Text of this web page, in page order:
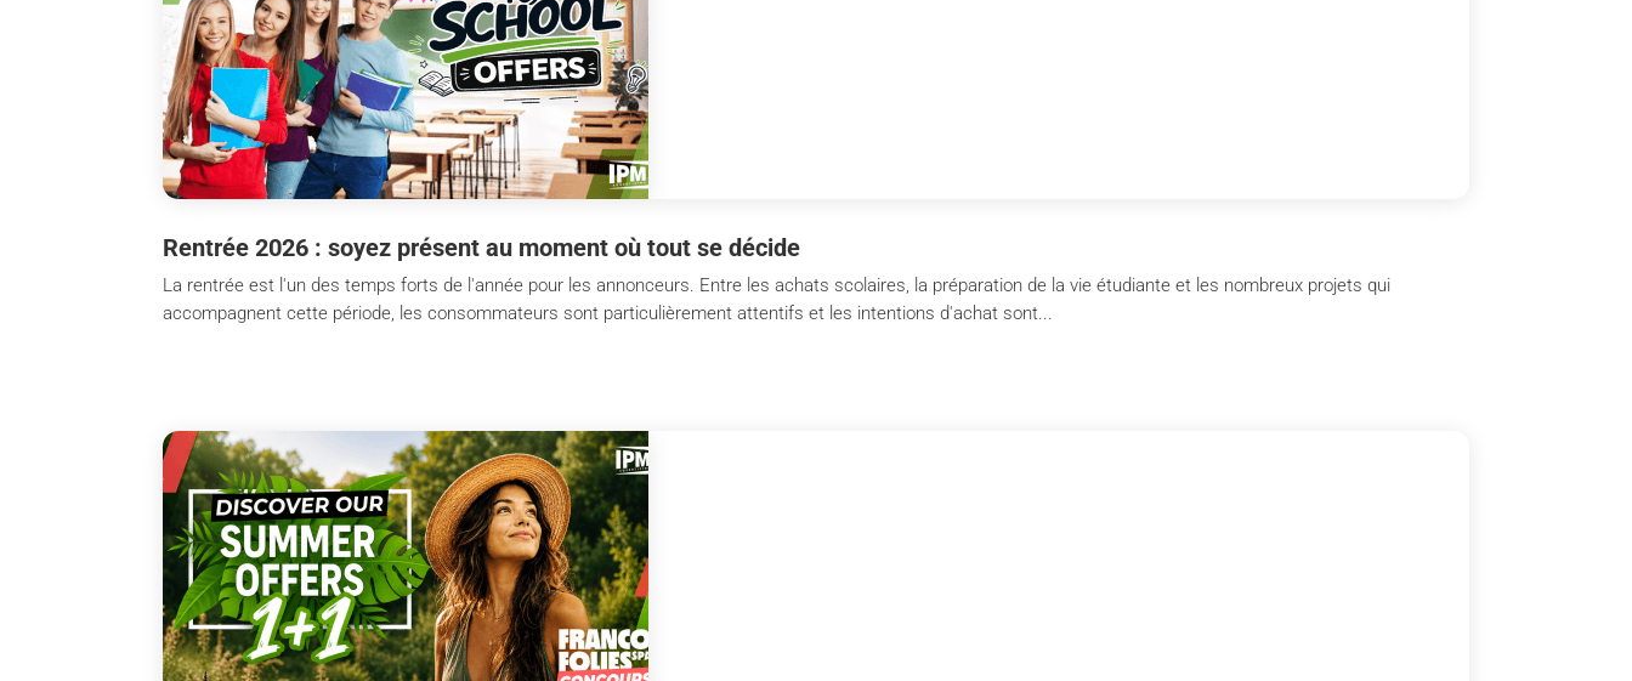
Rentrée 2026 : soyez présent au moment où tout se décide
La rentrée est l'un des temps forts de l'année pour les annonceurs. Entre les achats scolaires, la préparation de la vie étudiante et les nombreux projets qui
accompagnent cette période, les consommateurs sont particulièrement attentifs et les intentions d'achat sont...